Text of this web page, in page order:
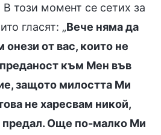
В този момент се сетих за
гласят: „Вече няма да
от вас, които не
преданост към Мен във
защото милостта Ми
не харесвам никой,
предал. Още по-малко Ми